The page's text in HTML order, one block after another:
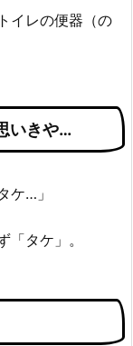
イレの便器（の
いきや…
ケ…」
タケ」。